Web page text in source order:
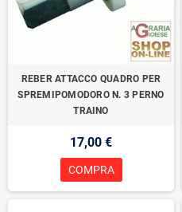
REBER ATTACCO QUADRO PER
SPREMIPOMODORO N. 3 PERNO
TRAINO
17,00 €
COMPRA